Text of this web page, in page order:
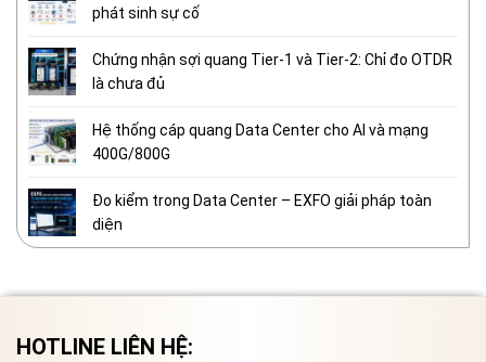
phát sinh sự cố
Chứng nhận sợi quang Tier-1 và Tier-2: Chỉ đo OTDR
là chưa đủ
Hệ thống cáp quang Data Center cho AI và mạng
400G/800G
Đo kiểm trong Data Center – EXFO giải pháp toàn
diện
HOTLINE LIÊN HỆ: